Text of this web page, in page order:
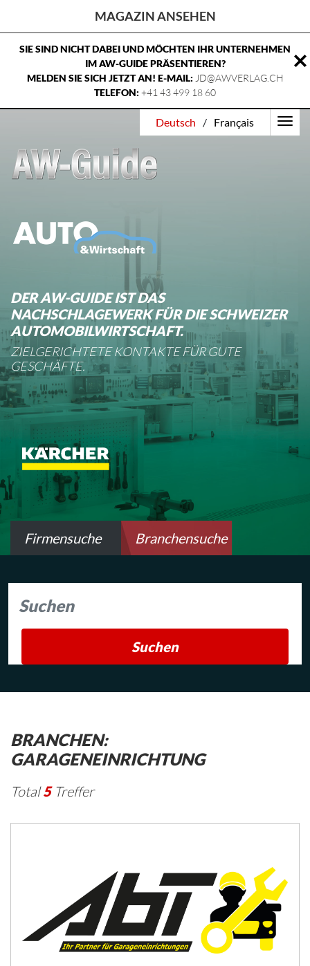
MAGAZIN ANSEHEN
SIE SIND NICHT DABEI UND MÖCHTEN IHR UNTERNEHMEN
IM AW-GUIDE PRÄSENTIEREN?
MELDEN SIE SICH JETZT AN! E-MAIL: JD@AWVERLAG.CH
TELEFON: +41 43 499 18 60
Deutsch / Français
Über uns
Kontakt
DER AW-GUIDE IST DAS
NACHSCHLAGEWERK FÜR DIE SCHWEIZER
AUTOMOBILWIRTSCHAFT.
ZIELGERICHTETE KONTAKTE FÜR GUTE
GESCHÄFTE.
Firmensuche Branchensuche
Suchen
BRANCHEN:
GARAGENEINRICHTUNG
Total5Treffer